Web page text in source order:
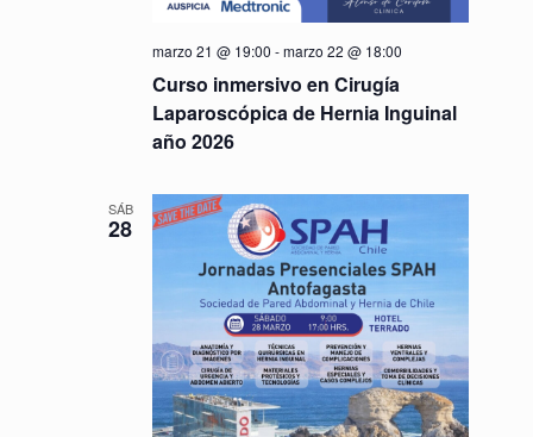
Curso inmersivo en Cirugía
Laparoscópica de Hernia Inguinal
año 2026
marzo 21 @ 19:00 -marzo 22 @ 18:00
SÁB
28